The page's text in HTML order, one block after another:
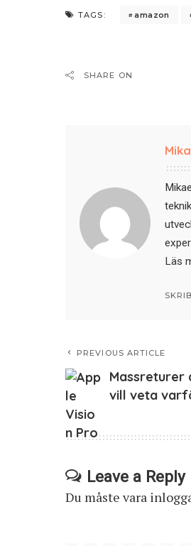
TAGS: amazon
SHARE ON
Läs
PREVIOUS ARTICLE
Massreturer
vill veta
Leave a Reply
Du måste vara